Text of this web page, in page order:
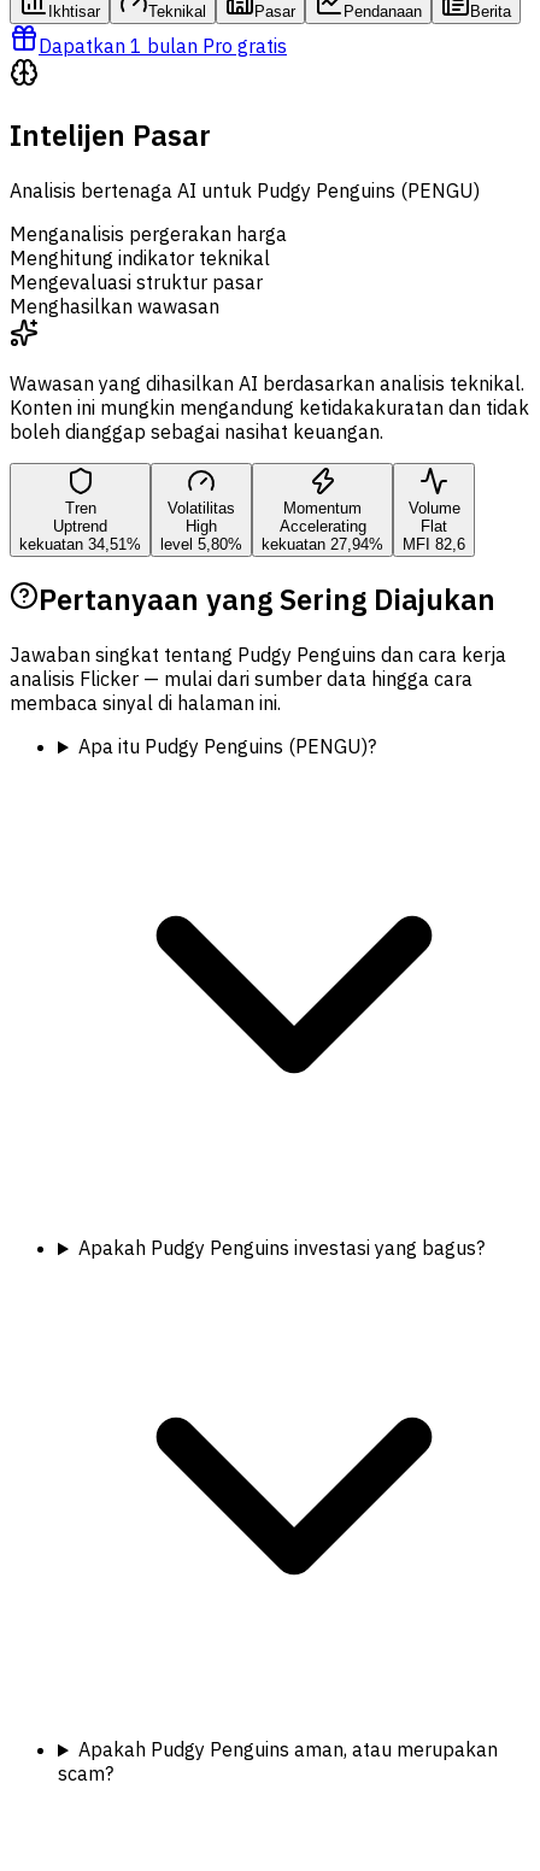
Ikhtisar Teknikal Pasar Pendanaan Berita
Dapatkan 1 bulan Pro gratis
Intelijen Pasar
Analisis bertenaga AI untuk Pudgy Penguins (PENGU)
Menganalisis pergerakan harga
Menghitung indikator teknikal
Mengevaluasi struktur pasar
Menghasilkan wawasan
Wawasan yang dihasilkan AI berdasarkan analisis teknikal.
Konten ini mungkin mengandung ketidakakuratan dan tidak
boleh dianggap sebagai nasihat keuangan.
Tren
Uptrend
kekuatan 34,51%
Volatilitas
High
level 5,80%
Momentum
Accelerating
kekuatan 27,94%
Volume
Flat
MFI 82,6
Pertanyaan yang Sering Diajukan
Jawaban singkat tentang Pudgy Penguins dan cara kerja
analisis Flicker — mulai dari sumber data hingga cara
membaca sinyal di halaman ini.
Apa itu Pudgy Penguins (PENGU)?
Apakah Pudgy Penguins investasi yang bagus?
Apakah Pudgy Penguins aman, atau merupakan
scam?